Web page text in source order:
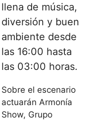
llena de música,
diversión y buen
ambiente desde
las 16:00 hasta
las 03:00 horas.
Sobre el escenario
actuarán Armonía
Show, Grupo